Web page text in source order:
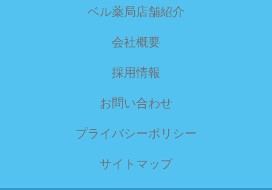
ベル薬局店舗紹介
会社概要
採用情報
お問い合わせ
プライバシーポリシー
サイトマップ